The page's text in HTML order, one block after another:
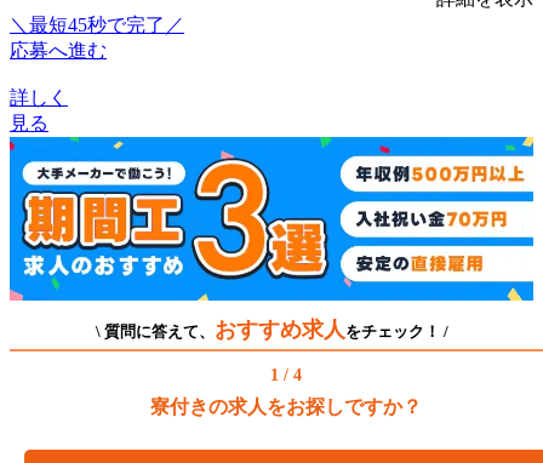
＼最短45秒で完了／
応募へ進む
詳しく
見る
\ 質問に答えて、 おすすめ求人 をチェック！ /
1 / 4
寮付きの求人をお探しですか？